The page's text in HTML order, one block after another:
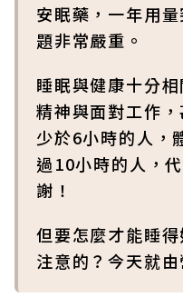
安眠藥，一年用
題非常嚴重。
睡眠與健康十分
精神與面對工作
少於6小時的人，
過10小時的人，
謝！
但要怎麼才能睡
注意的？今天就